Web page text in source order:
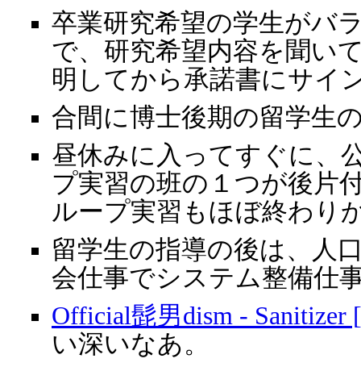
卒業研究希望の学生がバ
で、研究希望内容を聞い
明してから承諾書にサイ
合間に博士後期の留学生
昼休みに入ってすぐに、
プ実習の班の１つが後片
ループ実習もほぼ終わり
留学生の指導の後は、人
会仕事でシステム整備仕
Official髭男dism - Sanitizer
い深いなあ。